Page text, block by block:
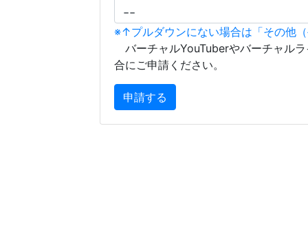
※↑プルダウンにない場合は「その他
バーチャルYouTuberやバーチャル
合にご申請ください。
申請する